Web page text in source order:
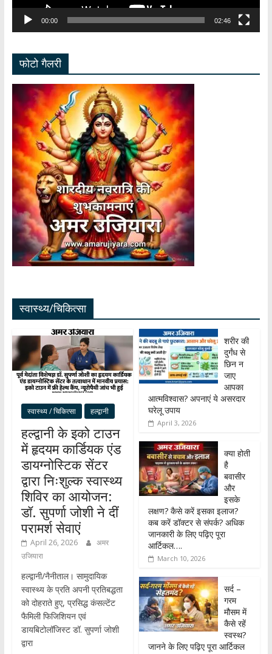
00:00 02:46
फोटो गैलरी
स्वास्थ्य/चिकित्सा
स्वास्थ्य / चिकित्सा हल्द्वानी
हल्द्वानी के इको टाउन
में हृदयम कार्डियक एंड
डायग्नोस्टिक सेंटर
द्वारा निःशुल्क स्वास्थ्य
शिविर का आयोजन:
डॉ. सुपर्णा जोशी ने दीं
परामर्श सेवाएं
April 26, 2026
अमर
उजियारा
हल्द्वानी/नैनीताल। सामुदायिक
स्वास्थ्य के प्रति अपनी प्रतिबद्धता
को दोहराते हुए, प्रसिद्ध कंसल्टेंट
फैमिली फिजिशियन एवं
डायबिटोलॉजिस्ट डॉ. सुपर्णा जोशी
द्वारा
शरीर की
दुर्गंध से
छिन न
जाए
आपका
आत्मविश्वास? अपनाएं ये असरदार
घरेलू उपाय
April 3, 2026
क्या होती
है
बवासीर
और
इसके
लक्षण? कैसे करें इसका इलाज?
कब करें डॉक्टर से संपर्क? अधिक
जानकारी के लिए पढ़िए पूरा
आर्टिकल….
March 10, 2026
सर्द –
गरम
मौसम में
कैसे रहें
स्वस्थ?
जानने के लिए पढ़िए पूरा आर्टिकल